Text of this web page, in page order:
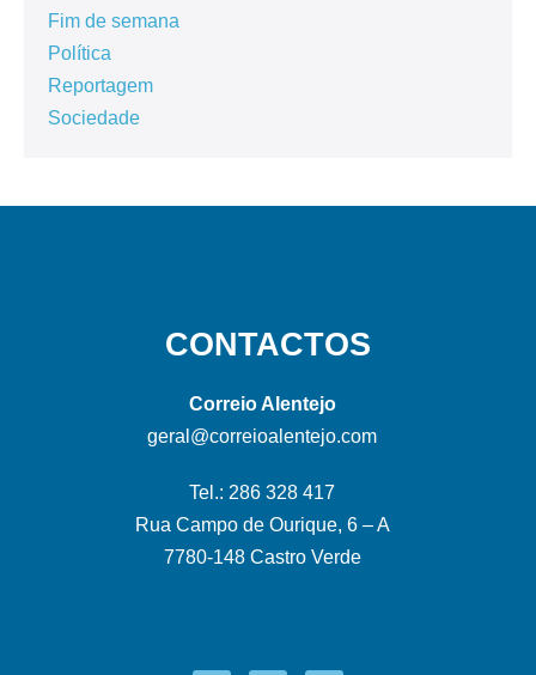
Fim de semana
Política
Reportagem
Sociedade
CONTACTOS
Correio Alentejo
geral@correioalentejo.com
Tel.: 286 328 417
Rua Campo de Ourique, 6 – A
7780-148 Castro Verde